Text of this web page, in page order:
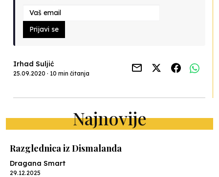
Prijavi se
Irhad Suljić
25.09.2020 · 10 min čitanja
Najnovije
Razglednica iz Dismalanda
Dragana Smart
29.12.2025